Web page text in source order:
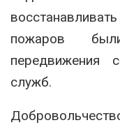
пожаров
передвижения
служб.